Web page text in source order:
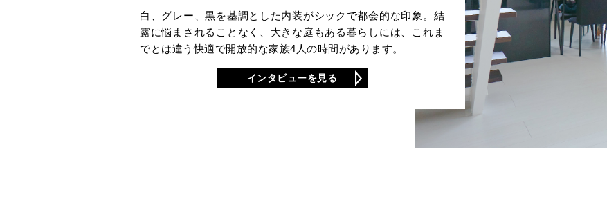
白、グレー、黒を基調とした内装がシックで都会的な印象。結
露に悩まされることなく、大きな庭もある暮らしには、これま
でとは違う快適で開放的な家族4人の時間があります。
インタビューを見る